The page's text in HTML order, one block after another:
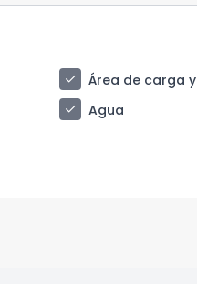
check
Área de carga
check
Agua